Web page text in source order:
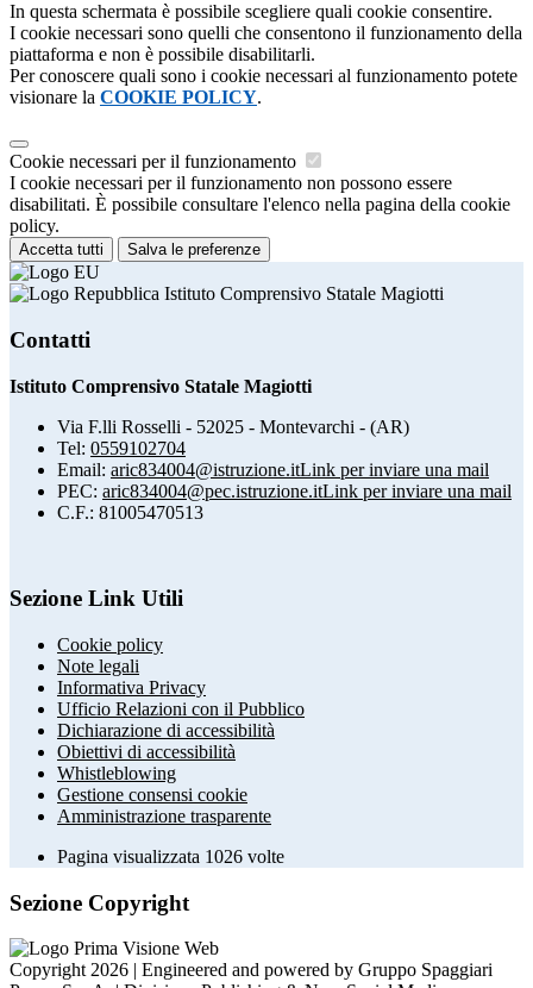
In questa schermata è possibile scegliere quali cookie consentire.
I cookie necessari sono quelli che consentono il funzionamento della
piattaforma e non è possibile disabilitarli.
Per conoscere quali sono i cookie necessari al funzionamento potete
visionare la COOKIE POLICY.
Cookie necessari per il funzionamento
I cookie necessari per il funzionamento non possono essere
disabilitati. È possibile consultare l'elenco nella pagina della cookie
policy.
Accetta tutti Salva le preferenze
Istituto Comprensivo Statale Magiotti
Contatti
Istituto Comprensivo Statale Magiotti
Via F.lli Rosselli - 52025 - Montevarchi - (AR)
Tel: 0559102704
Email: aric834004@istruzione.itLink per inviare una mail
PEC: aric834004@pec.istruzione.itLink per inviare una mail
C.F.: 81005470513
Sezione Link Utili
Cookie policy
Note legali
Informativa Privacy
Ufficio Relazioni con il Pubblico
Dichiarazione di accessibilità
Obiettivi di accessibilità
Whistleblowing
Gestione consensi cookie
Amministrazione trasparente
Pagina visualizzata 1026 volte
Sezione Copyright
Copyright 2026 | Engineered and powered by Gruppo Spaggiari